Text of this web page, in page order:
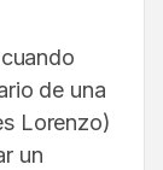
de una
Lorenzo)
un